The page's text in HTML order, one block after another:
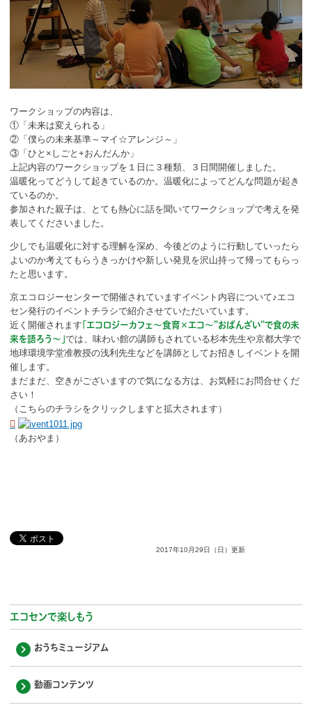
ワークショップの内容は、
①「未来は変えられる」
②「僕らの未来基準～マイ☆アレンジ～」
③「ひと×しごと+おんだんか」
上記内容のワークショップを１日に３種類、３日間開催しました。
温暖化ってどうして起きているのか。温暖化によってどんな問題が起き
ているのか。
参加された親子は、とても熱心に話を聞いてワークショップで考えを発
表してくださいました。
少しでも温暖化に対する理解を深め、今後どのように行動していったら
よいのか考えてもらうきっかけや新しい発見を沢山持って帰ってもらっ
たと思います。
京エコロジーセンターで開催されていますイベント内容について♪エコ
セン発行のイベントチラシで紹介させていただいています。
近く開催されます 「エコロジーカフェ～食育×エコ～”おばんざい”で食の未
来を語ろう～」では、味わい館の講師もされている杉本先生や京都大学で
地球環境学堂准教授の浅利先生などを講師としてお招きしイベントを開
催します。
まだまだ、空きがございますので気になる方は、お気軽にお問合せくだ
さい！
（こちらのチラシをクリックしますと拡大されます）
（あおやま）
2017年10月29日（日）更新
エコセンで楽しもう
おうちミュージアム
動画コンテンツ